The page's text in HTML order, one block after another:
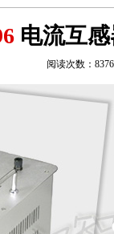
电流互感
阅读次数：8376